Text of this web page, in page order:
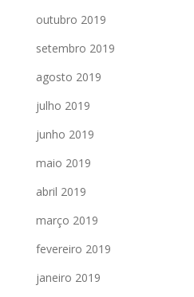
outubro 2019
setembro 2019
agosto 2019
julho 2019
junho 2019
maio 2019
abril 2019
março 2019
fevereiro 2019
janeiro 2019